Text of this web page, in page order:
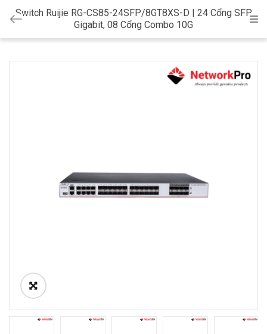
Switch Ruijie RG-CS85-24SFP/8GT8XS-D | 24 Cổng SFP
Gigabit, 08 Cổng Combo 10G